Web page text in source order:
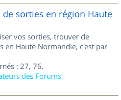
sorties en région Haute
vos sorties, trouver de
en Haute Normandie, c'est par
: 27, 76.
des Forums